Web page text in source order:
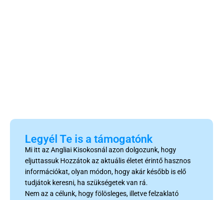
Legyél Te is a támogatónk
Mi itt az Angliai Kisokosnál azon dolgozunk, hogy
eljuttassuk Hozzátok az aktuális életet érintő hasznos
információkat, olyan módon, hogy akár később is elő
tudjátok keresni, ha szükségetek van rá.
Nem az a célunk, hogy fölösleges, illetve felzaklató